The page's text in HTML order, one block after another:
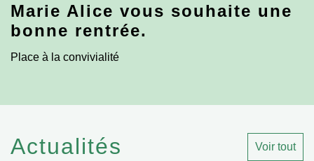
Marie Alice vous souhaite une
bonne rentrée.
Place à la convivialité
Actualités Voir tout